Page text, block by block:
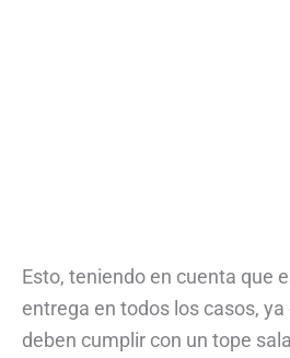
Esto, teniendo en cuenta que
entrega en todos los casos,
deben cumplir con un tope